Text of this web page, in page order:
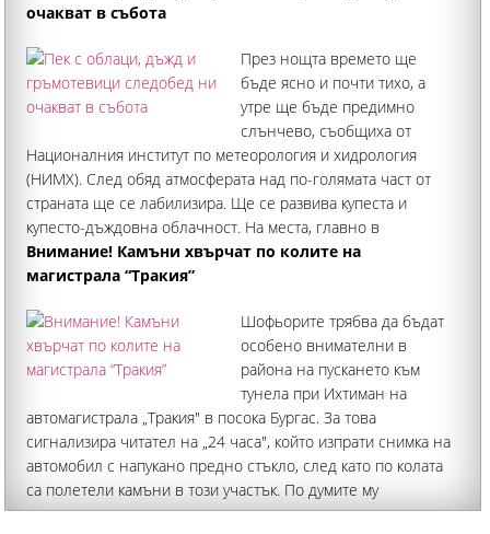
служби представлява промяна спрямо предишните им
очакват в събота
През нощта времето ще
бъде ясно и почти тихо, а
утре ще бъде предимно
слънчево, съобщиха от
Националния институт по метеорология и хидрология
(НИМХ). След обяд атмосферата над по-голямата част от
страната ще се лабилизира. Ще се развива купеста и
купесто-дъждовна облачност. На места, главно в
западните, северните и крайните източни райони
Внимание! Камъни хвърчат по колите на
магистрала “Тракия”
Шофьорите трябва да бъдат
особено внимателни в
района на пускането към
тунела при Ихтиман на
автомагистрала „Тракия" в посока Бургас. За това
сигнализира читател на „24 часа", който изпрати снимка на
автомобил с напукано предно стъкло, след като по колата
са полетели камъни в този участък. По думите му
опасността е реална и съществува риск от